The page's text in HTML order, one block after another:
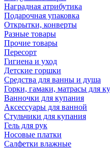
Наградная атрибутика
Подарочная упаковка
Открытки, конверты
Разные товары
Прочие товары
Пересорт
Гигиена и уход
Детские горшки
Средства для ванны и душа
Горки, гамаки, матрасы для
Ванночки для купания
Аксессуары для ванной
Стульчики для купания
Гель для рук
Носовые платки
Салфетки влажные